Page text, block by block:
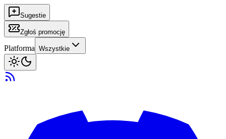
Sugestie
Zgłoś promocję
Platforma Wszystkie